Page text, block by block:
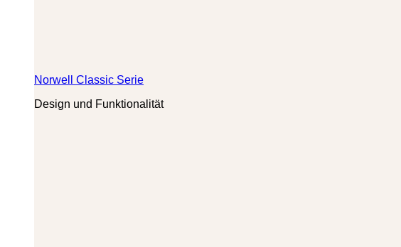
Norwell Classic Serie
Design und Funktionalität